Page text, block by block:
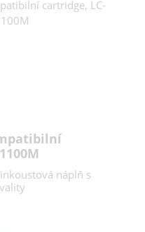
náplň s